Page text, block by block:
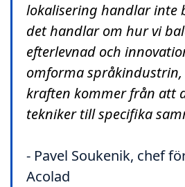
lokalisering handlar inte
det handlar om hur vi
efterlevnad och
omforma
kraften kommer från att
tekniker till specifika
- Pavel Soukenik, chef
Acolad